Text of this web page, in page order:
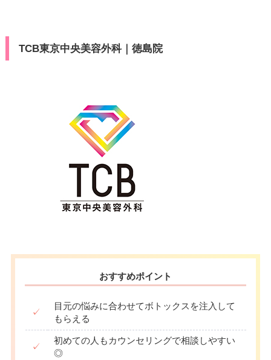
TCB東京中央美容外科｜徳島院
おすすめポイント
✓
目元の悩みに合わせてボトックスを注入して
もらえる
✓
初めての人もカウンセリングで相談しやすい
◎